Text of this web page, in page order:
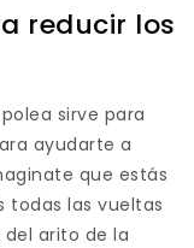
reducir los
sirve para
ayudarte a
que estás
todas las vueltas
arito de la